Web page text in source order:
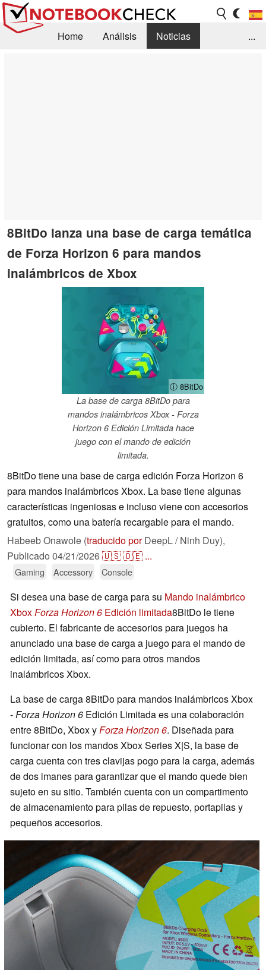
Home Análisis
Noticias
...
8BitDo lanza una base de carga temática
de Forza Horizon 6 para mandos
inalámbricos de Xbox
ⓘ 8BitDo
La base de carga 8BitDo para
mandos inalámbricos Xbox - Forza
Horizon 6 Edición Limitada hace
juego con el mando de edición
limitada.
8BitDo tiene una base de carga edición Forza Horizon 6
para mandos inalámbricos Xbox. La base tiene algunas
características ingeniosas e incluso viene con accesorios
gratuitos, como una batería recargable para el mando.
Habeeb Onawole (traducido porDeepL / Ninh Duy),
Publicado 04/21/2026🇺🇸🇩🇪 ...
Gaming Accessory Console
Si desea una base de carga para su Mando inalámbrico
XboxForza Horizon 6 Edición limitada8BitDo le tiene
cubierto. El fabricante de accesorios para juegos ha
anunciado una base de carga a juego para el mando de
edición limitada, así como para otros mandos
inalámbricos Xbox.
La base de carga 8BitDo para mandos inalámbricos Xbox
-Forza Horizon 6 Edición Limitada es una colaboración
entre 8BitDo, Xbox yForza Horizon 6. Diseñada para
funcionar con los mandos Xbox Series X|S, la base de
carga cuenta con tres clavijas pogo para la carga, además
de dos imanes para garantizar que el mando quede bien
sujeto en su sitio. También cuenta con un compartimento
de almacenamiento para pilas de repuesto, portapilas y
pequeños accesorios.